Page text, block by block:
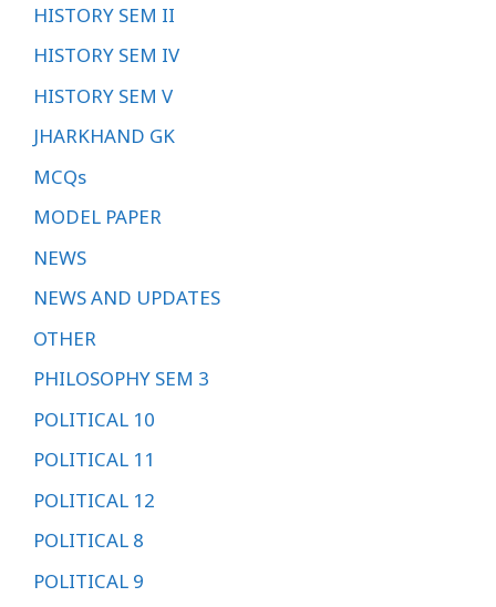
HISTORY SEM II
HISTORY SEM IV
HISTORY SEM V
JHARKHAND GK
MCQs
MODEL PAPER
NEWS
NEWS AND UPDATES
OTHER
PHILOSOPHY SEM 3
POLITICAL 10
POLITICAL 11
POLITICAL 12
POLITICAL 8
POLITICAL 9